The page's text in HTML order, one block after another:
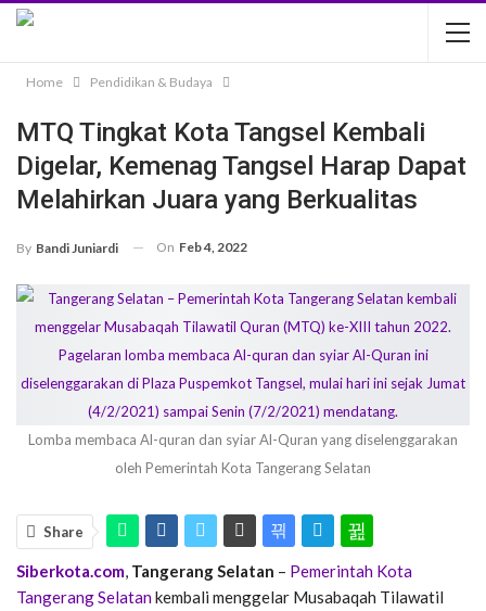
Home Pendidikan & Budaya
MTQ Tingkat Kota Tangsel Kembali
Digelar, Kemenag Tangsel Harap Dapat
Melahirkan Juara yang Berkualitas
By Bandi Juniardi On Feb 4, 2022
Lomba membaca Al-quran dan syiar Al-Quran yang diselenggarakan
oleh Pemerintah Kota Tangerang Selatan
Share
Siberkota.com, Tangerang Selatan – Pemerintah Kota
Tangerang Selatankembali menggelar Musabaqah Tilawatil